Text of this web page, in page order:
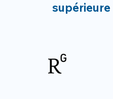
supérieure